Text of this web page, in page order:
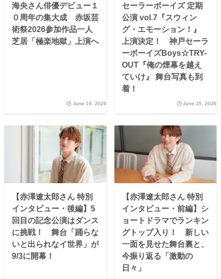
海央さん俳優デビュー１
０周年の集大成 赤坂芸
術祭2026参加作品一人
芝居「極楽地獄」上演へ
June 16, 2026
セーラーボーイズ 定期
公演 vol.7『スウィン
グ・エモーション！』
上演決定！ 神戸セーラ
ーボーイズBoys☆TRY-
OUT『俺の煙幕を越え
ていけ』 舞台写真も到
着！
June 15, 2026
【赤澤遼太郎さん 特別
インタビュー・後編】5
回目の記念公演はダンス
に挑戦！ 舞台「踊らな
いと出られなイ世界」が
9/3に開幕！
【赤澤遼太郎さん 特別
インタビュー・前編】シ
ョートドラマでランキン
グトップ入り！ 新しい
一面を見せた舞台裏と、
今振り返る「激動の
日々」